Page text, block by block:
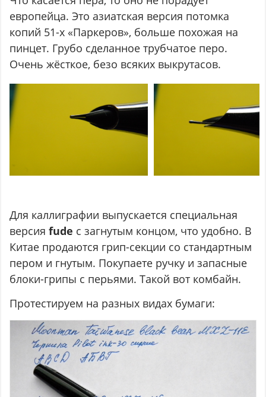
европейца. Это азиатская версия потомка
копий 51-х «Паркеров», больше похожая на
пинцет. Грубо сделанное трубчатое перо.
Очень жёсткое, безо всяких выкрутасов.
Для каллиграфии выпускается специальная
версияfude с загнутым концом, что удобно. В
Китае продаются грип-секции со стандартным
пером и гнутым. Покупаете ручку и запасные
блоки-грипы с перьями. Такой вот комбайн.
Протестируем на разных видах бумаги: